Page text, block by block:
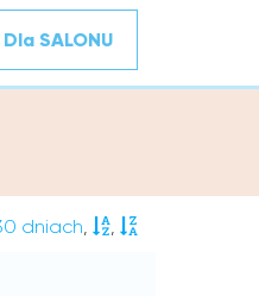
Dla SALONU
dniach, ,